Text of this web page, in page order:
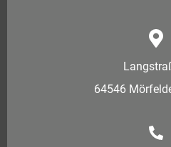
64546